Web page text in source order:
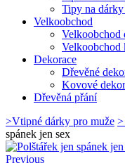
Tipy na
Velkoobchod
Velkoobchod
Velkoobchod
Dekorace
Dřevěné
Kovové
Dřevěná přání
>Vtipné dárky pro muže >
spánek jen sex
Previous